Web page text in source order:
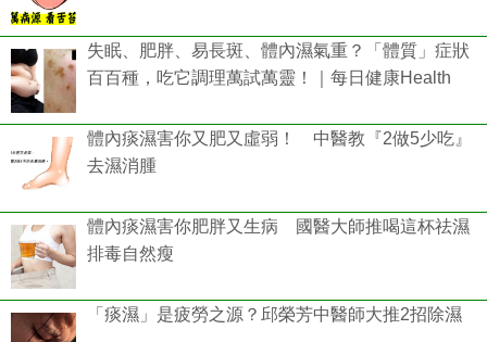
失眠、肥胖、易長斑、體內濕氣重？「體質」症狀
百百種，吃它調理萬試萬靈！｜每日健康Health
體內痰濕害你又肥又虛弱！ 中醫教『2做5少吃』
去濕消腫
體內痰濕害你肥胖又生病 國醫大師推喝這杯祛濕
排毒自然瘦
「痰濕」是疲勞之源？邱榮芳中醫師大推2招除濕